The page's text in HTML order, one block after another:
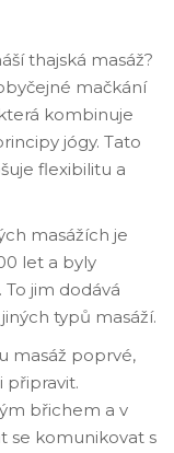
thajská masáž?
mačkání
kombinuje
jógy. Tato
flexibilitu a
masážích je
let a byly
jim dodává
typů masáží.
masáž poprvé,
připravit.
břichem a v
se komunikovat s